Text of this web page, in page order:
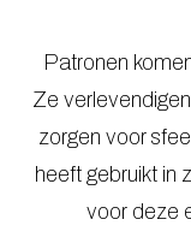
Patronen
Ze
zorgen voor
heeft gebruikt in
voor deze